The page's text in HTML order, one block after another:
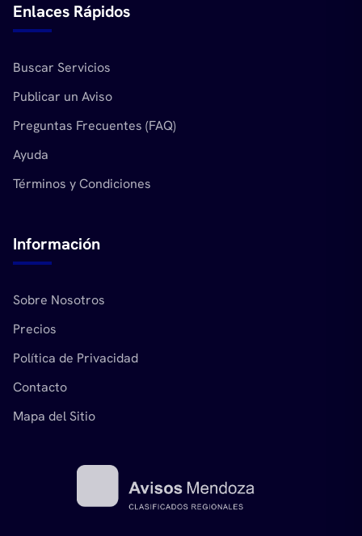
Enlaces Rápidos
Buscar Servicios
Publicar un Aviso
Preguntas Frecuentes (FAQ)
Ayuda
Términos y Condiciones
Información
Sobre Nosotros
Precios
Política de Privacidad
Contacto
Mapa del Sitio